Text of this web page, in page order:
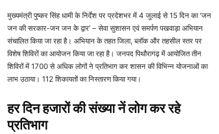
मुख्यमंत्री पुष्कर सिंह धामी के निर्देश पर प्रदेशभर में 4 जुलाई से 15 दिन का ‘जन
जन की सरकार-जन जन के द्वार’ – सेवा सुशासन एवं समर्पण पखवाड़ा अभियान
संचालित किया जा रहा है। अभियान के तहत जिला, ब्लॉक और तहसील स्तर पर
विशेष शिविरों का आयोजन किया जा रहा है। जनपद पिथौरागढ़ में आयोजित तीन
शिविरों में 1700 से अधिक लोगों ने प्रतिभाग कर शासन की विभिन्न योजनाओं का
लाभ उठाया। 112 शिकायतों का निस्तारण किया गया।
हर दिन हजारों की संख्या नें लोग कर रहे
प्रतिभाग